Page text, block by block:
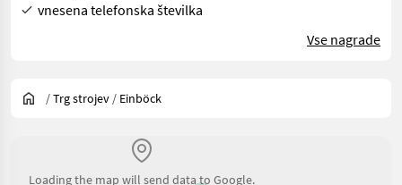
vnesena telefonska številka
Vse nagrade
/Trg strojev / Einböck
Loading the map will send data to Google.